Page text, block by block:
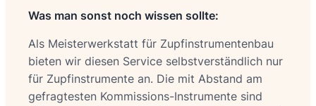
Was man sonst noch wissen sollte:
Als Meisterwerkstatt für Zupfinstrumentenbau
bieten wir diesen Service selbstverständlich nur
für Zupfinstrumente an. Die mit Abstand am
gefragtesten Kommissions-Instrumente sind